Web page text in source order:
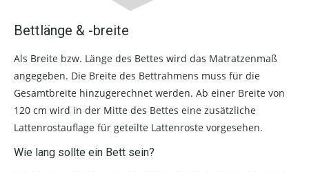
Bettlänge & -breite
Als Breite bzw. Länge des Bettes wird das Matratzenmaß
angegeben. Die Breite des Bettrahmens muss für die
Gesamtbreite hinzugerechnet werden. Ab einer Breite von
120 cm wird in der Mitte des Bettes eine zusätzliche
Lattenrostauflage für geteilte Lattenroste vorgesehen.
Wie lang sollte ein Bett sein?